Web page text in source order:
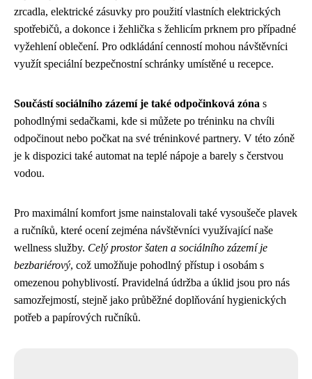
zrcadla, elektrické zásuvky pro použití vlastních elektrických
spotřebičů, a dokonce i žehlička s žehlicím prknem pro případné
vyžehlení oblečení. Pro odkládání cenností mohou návštěvníci
využít speciální bezpečnostní schránky umístěné u recepce.
Součástí sociálního zázemí je také odpočinková zóna s
pohodlnými sedačkami, kde si můžete po tréninku na chvíli
odpočinout nebo počkat na své tréninkové partnery. V této zóně
je k dispozici také automat na teplé nápoje a barely s čerstvou
vodou.
Pro maximální komfort jsme nainstalovali také vysoušeče plavek
a ručníků, které ocení zejména návštěvníci využívající naše
wellness služby. Celý prostor šaten a sociálního zázemí je
bezbariérový, což umožňuje pohodlný přístup i osobám s
omezenou pohyblivostí. Pravidelná údržba a úklid jsou pro nás
samozřejmostí, stejně jako průběžné doplňování hygienických
potřeb a papírových ručníků.